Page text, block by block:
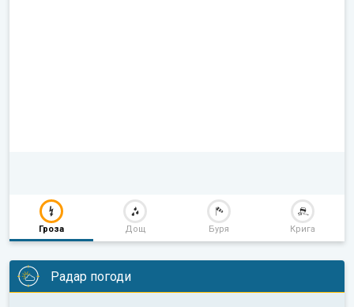
Гроза Дощ Буря Крига
Радар погоди